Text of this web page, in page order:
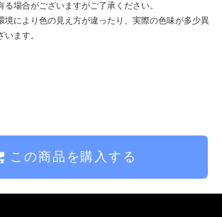
場合がございますがご了承ください。
により色の見え方が違ったり、実際の色味が多少異
ます。
この商品を購入する